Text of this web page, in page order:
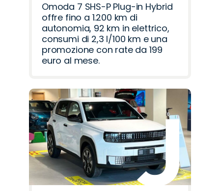
Omoda 7 SHS-P Plug-in Hybrid
offre fino a 1.200 km di
autonomia, 92 km in elettrico,
consumi di 2,3 l/100 km e una
promozione con rate da 199
euro al mese.